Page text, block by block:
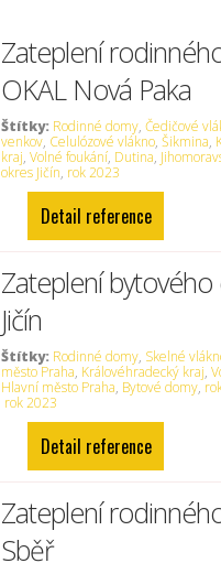
Zateplení
OKAL Nová Paka
Štítky: Rodinné domy,Čedičové
venkov, Celulózové vlákno,Šikmina,
kraj,Volné foukání, Dutina,
okres Jičín, rok 2023
Detail reference
Zateplení
Jičín
Štítky: Rodinné domy, Skelné
město Praha, Královéhradecký kraj,
Hlavní město Praha, Bytové domy,
rok 2023
Detail reference
Zateplení
Sběř